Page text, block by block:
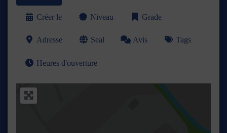
Créer le Niveau Grade
Adresse Seal Avis Tags
Heures d'ouverture